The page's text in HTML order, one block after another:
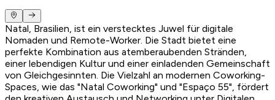
Natal, Brasilien, ist ein verstecktes Juwel für digitale
Nomaden und Remote-Worker. Die Stadt bietet eine
perfekte Kombination aus atemberaubenden Stränden,
einer lebendigen Kultur und einer einladenden Gemeinschaft
von Gleichgesinnten. Die Vielzahl an modernen Coworking-
Spaces, wie das "Natal Coworking" und "Espaço 55", fördert